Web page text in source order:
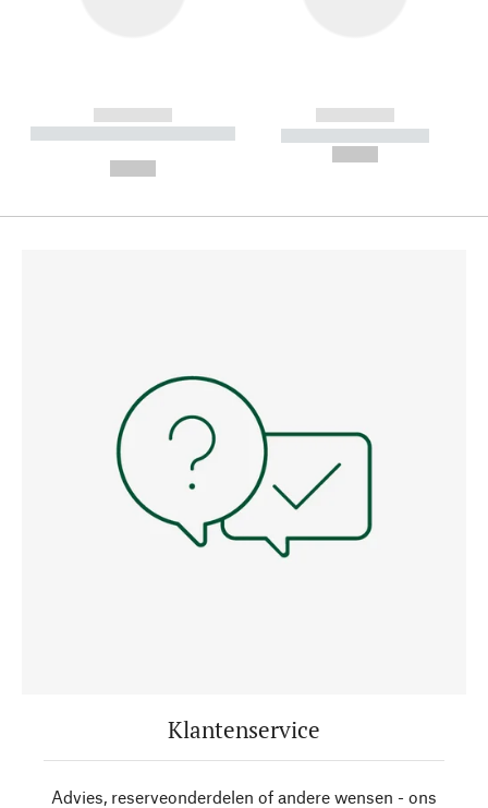
------------
----------- ----------- --------
------------
----------- -----------
Klantenservice
Advies, reserveonderdelen of andere wensen - ons